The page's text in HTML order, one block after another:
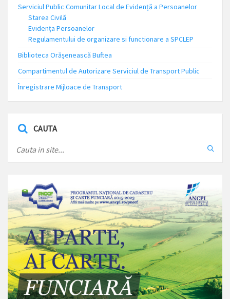
Serviciul Public Comunitar Local de Evidență a Persoanelor
Starea Civilă
Evidența Persoanelor
Regulamentului de organizare si functionare a SPCLEP
Biblioteca Orășenească Buftea
Compartimentul de Autorizare Serviciul de Transport Public
Înregistrare Mijloace de Transport
CAUTA